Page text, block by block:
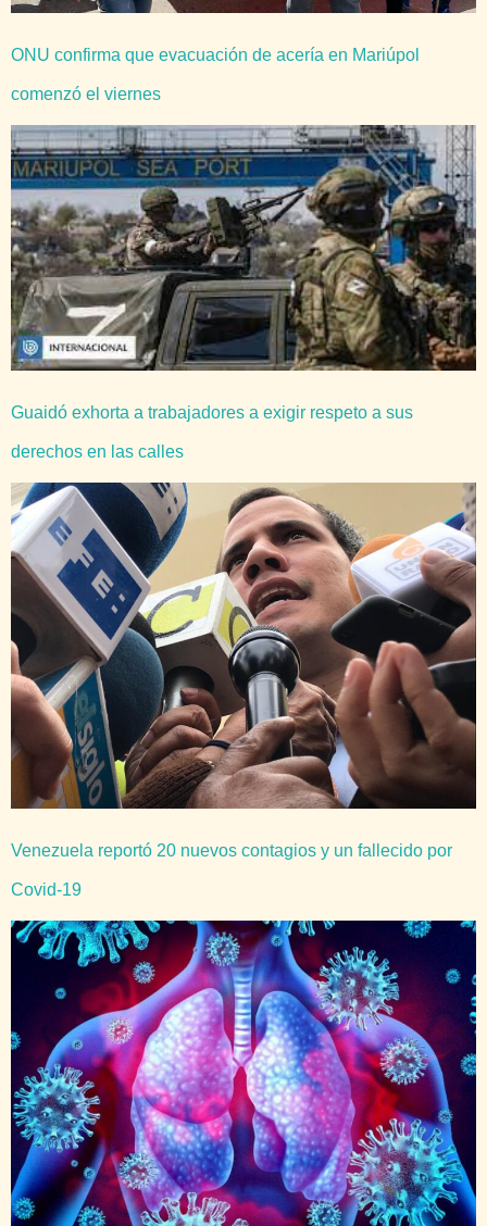
ONU confirma que evacuación de acería en Mariúpol
comenzó el viernes
Guaidó exhorta a trabajadores a exigir respeto a sus
derechos en las calles
Venezuela reportó 20 nuevos contagios y un fallecido por
Covid-19